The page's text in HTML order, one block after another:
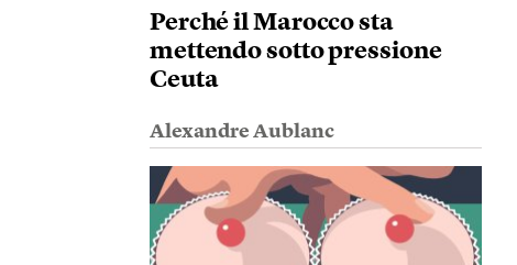
Perché il Marocco sta
mettendo sotto pressione
Ceuta
Alexandre Aublanc